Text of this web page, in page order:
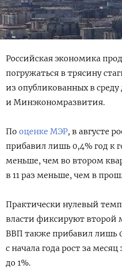
Российская экономика
погружаться в трясину
из опубликованных в среду
и Минэкономразвития.
По оценке МЭР, в августе
прибавил лишь 0,4% год к
меньше, чем во втором
в 11 раз меньше, чем в
Практически нулевый
власти фиксируют второй
ВВП также прибавил лишь
с начала года рост за месяц
до 1%.